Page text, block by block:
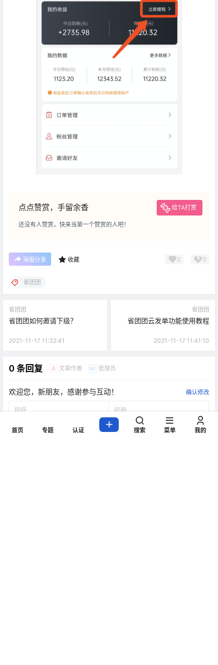
点点赞赏，手留余香 给TA打赏
还没有人赞赏，快来当第一个赞赏的人吧！
海报分享 收藏 0 0
省团团
省团团
省团团如何邀请下级？
2021-11-17 11:32:41
省团团
省团团云发单功能使用教程
2021-11-17 11:41:10
0 条回复 A 文章作者 M 管理员
欢迎您，新朋友，感谢参与互动！ 确认修改
首页 专题 认证 搜索 菜单 我的